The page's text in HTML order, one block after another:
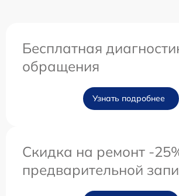
Бесплатная
обращения
Узнать подробнее
Скидка на ремонт -
предварительной